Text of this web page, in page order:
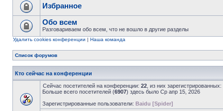
Избранное
Обо всем
Разговариваем обо всем, что не вошло в другие разделы
Удалить cookies конференции | Наша команда
Список форумов
Кто сейчас на конференции
Сейчас посетителей на конференции: 22 , из них
Больше всего посетителей (6907) здесь было Ср апр 15, 2026
Зарегистрированные пользователи: Baidu [Spider]